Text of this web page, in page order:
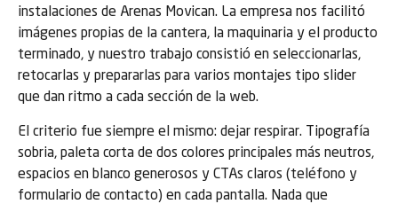
instalaciones de Arenas Movican. La empresa nos facilitó
imágenes propias de la cantera, la maquinaria y el producto
terminado, y nuestro trabajo consistió en seleccionarlas,
retocarlas y prepararlas para varios montajes tipo slider
que dan ritmo a cada sección de la web.
El criterio fue siempre el mismo: dejar respirar. Tipografía
sobria, paleta corta de dos colores principales más neutros,
espacios en blanco generosos y CTAs claros (teléfono y
formulario de contacto) en cada pantalla. Nada que